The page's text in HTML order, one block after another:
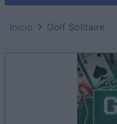
Inicio Golf Solitaire